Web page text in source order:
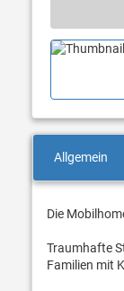
Allgemein
Die
Traumhafte
Familien mit